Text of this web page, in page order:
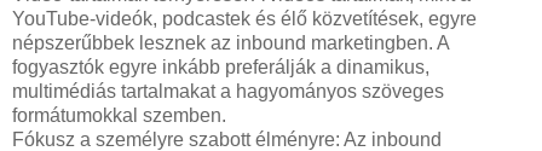
YouTube-videók, podcastek és élő közvetítések, egyre
népszerűbbek lesznek az inbound marketingben. A
fogyasztók egyre inkább preferálják a dinamikus,
multimédiás tartalmakat a hagyományos szöveges
formátumokkal szemben.
Fókusz a személyre szabott élményre: Az inbound